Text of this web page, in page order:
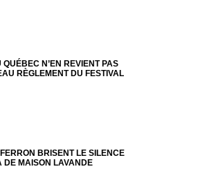
N’EN REVIENT PAS
RÈGLEMENT DU FESTIVAL
BRISENT LE SILENCE
DE MAISON LAVANDE